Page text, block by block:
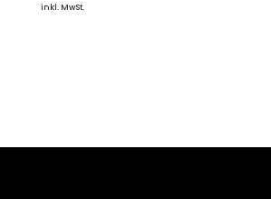
inkl. MwSt.